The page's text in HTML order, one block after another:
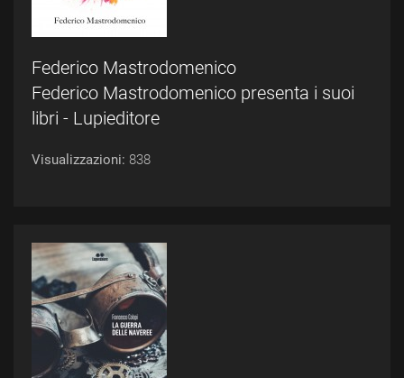
Federico Mastrodomenico
Federico Mastrodomenico presenta i suoi
libri - Lupieditore
Visualizzazioni: 838